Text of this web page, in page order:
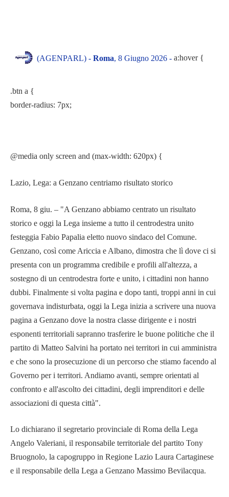
(AGENPARL) - Roma, 8 Giugno 2026 - a:hover {
.btn a {
border-radius: 7px;
@media only screen and (max-width: 620px) {
Lazio, Lega: a Genzano centriamo risultato storico
Roma, 8 giu. – "A Genzano abbiamo centrato un risultato
storico e oggi la Lega insieme a tutto il centrodestra unito
festeggia Fabio Papalia eletto nuovo sindaco del Comune.
Genzano, così come Ariccia e Albano, dimostra che lì dove ci si
presenta con un programma credibile e profili all'altezza, a
sostegno di un centrodestra forte e unito, i cittadini non hanno
dubbi. Finalmente si volta pagina e dopo tanti, troppi anni in cui
governava indisturbata, oggi la Lega inizia a scrivere una nuova
pagina a Genzano dove la nostra classe dirigente e i nostri
esponenti territoriali sapranno trasferire le buone politiche che il
partito di Matteo Salvini ha portato nei territori in cui amministra
e che sono la prosecuzione di un percorso che stiamo facendo al
Governo per i territori. Andiamo avanti, sempre orientati al
confronto e all'ascolto dei cittadini, degli imprenditori e delle
associazioni di questa città".
Lo dichiarano il segretario provinciale di Roma della Lega
Angelo Valeriani, il responsabile territoriale del partito Tony
Bruognolo, la capogruppo in Regione Lazio Laura Cartaginese
e il responsabile della Lega a Genzano Massimo Bevilacqua.